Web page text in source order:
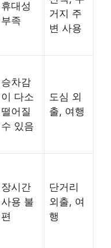
휴대성
부족
거지 주
변 사용
승차감
이 다소
떨어질
수 있음
도심 외
출, 여행
장시간
사용 불
편
단거리
외출, 여
행